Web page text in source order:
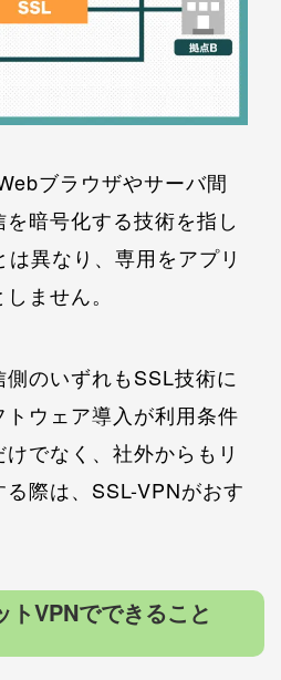
ブラウザやサーバ間
暗号化する技術を指し
は異なり、専用をアプリ
ません。
のいずれもSSL技術に
ウェア導入が利用条件
でなく、社外からもリ
際は、SSL-VPNがおす
トVPNでできること